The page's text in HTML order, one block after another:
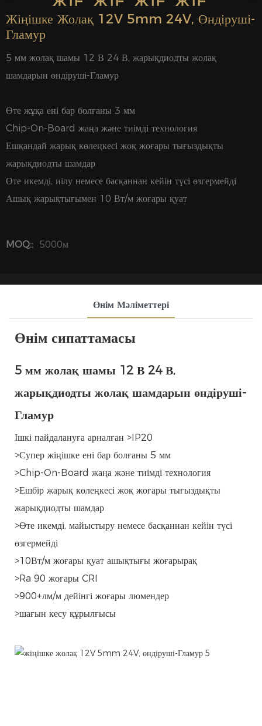
Жіңішке Жолақ 12V 5mm 24V, Өндіруші-
Гламур
5 мм жолақ шамы 12 В 24 В, жарықдиодты жолақ
шамдарын өндіруші-Гламур
Өте жұқа ені бар болғаны 3 мм
Chip-On-Board жаңа және тиімді технология
Ешқандай жарық көлеңкесі жоқ жоғары тығыздықты
жарықдиодты шамдар
Өте икемді, иілу немесе басқаннан кейін түсі өзгермейді
Ашық жарықтығымен 10 Вт/м жоғары қуат
MOQ:: 5000м
Өнім Мәліметтері
Өнім сипаттамасы
5 мм жолақ шамы 12 В 24 В,
жарықдиодты жолақ шамдарын өндіруші-
Гламур
Ішкі пайдалануға арналған >IP20
>Супер жіңішке ені бар болғаны 5 мм
>Chip-On-Board жаңа және тиімді технология
>Ешбір жарық көлеңкесі жоқ жоғары тығыздықты
жарықдиодты шамдар
>Өте икемді, майыстыру немесе басқаннан кейін түсі
өзгермейді
>10Вт/м жоғары қуат ашықтығы жоғарырақ
>Ra 90 жоғары CRI
>900+лм/м дейінгі жоғары люмендер
>шағын кесу құрылғысы